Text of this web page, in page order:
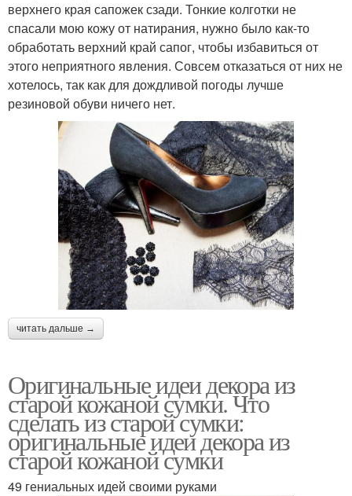
верхнего края сапожек сзади. Тонкие колготки не
спасали мою кожу от натирания, нужно было как-то
обработать верхний край сапог, чтобы избавиться от
этого неприятного явления. Совсем отказаться от них не
хотелось, так как для дождливой погоды лучше
резиновой обуви ничего нет.
читать дальше →
Оригинальные идеи декора из
старой кожаной сумки. Что
сделать из старой сумки:
оригинальные идеи декора из
старой кожаной сумки
49 гениальных идей своими руками